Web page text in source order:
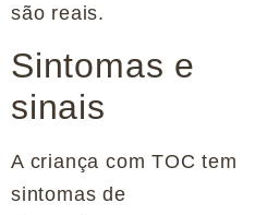
são reais.
Sintomas e
sinais
A criança com TOC tem
sintomas de